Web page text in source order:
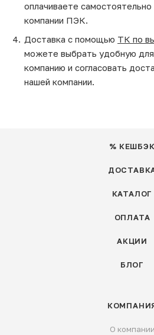
оплачиваете
компании ПЭК.
Доставка с помощью ТК по
можете выбрать удобную
компанию и согласовать
нашей компании.
% КЕШБЭК
КАТАЛОГ
ОПЛАТА
АКЦИИ
БЛОГ
О компании